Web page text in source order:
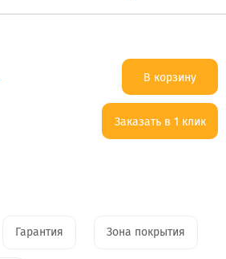
В корзину
Заказать в 1 клик
Гарантия Зона покрытия